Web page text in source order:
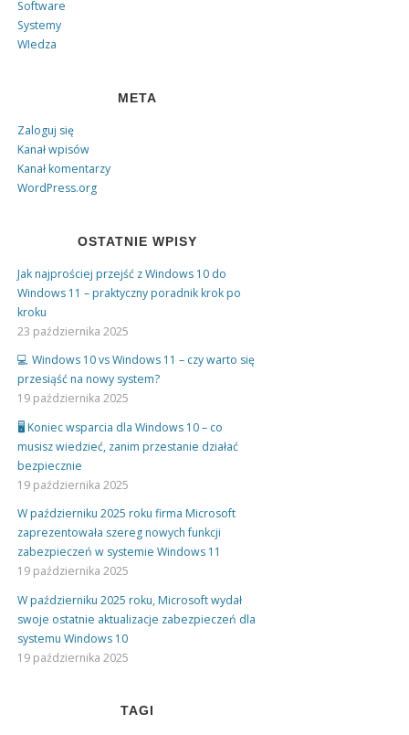
Software
Systemy
WIedza
META
Zaloguj się
Kanał wpisów
Kanał komentarzy
WordPress.org
OSTATNIE WPISY
Jak najprościej przejść z Windows 10 do
Windows 11 – praktyczny poradnik krok po
kroku
23 października 2025
💻 Windows 10 vs Windows 11 – czy warto się
przesiąść na nowy system?
19 października 2025
🖥️ Koniec wsparcia dla Windows 10 – co
musisz wiedzieć, zanim przestanie działać
bezpiecznie
19 października 2025
W październiku 2025 roku firma Microsoft
zaprezentowała szereg nowych funkcji
zabezpieczeń w systemie Windows 11
19 października 2025
W październiku 2025 roku, Microsoft wydał
swoje ostatnie aktualizacje zabezpieczeń dla
systemu Windows 10
19 października 2025
TAGI